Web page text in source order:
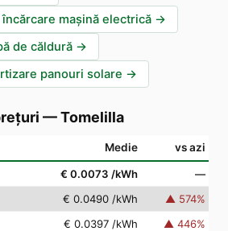
mașină electrică →
de căldură →
panouri solare →
—Tomelilla
Medie vs azi
€ 0.0073 /kWh
—
€ 0.0490 /kWh ▲ 574%
€ 0.0397 /kWh ▲ 446%